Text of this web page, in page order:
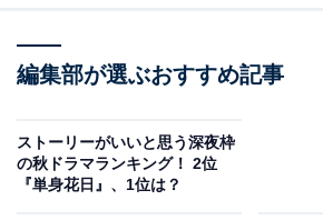
2位は、テレビ朝日系「金曜ナイトド
平凡なサラリーマンの稲葉十吉が、
編集部が選ぶおすすめ記事
ストーリーがいいと思う深夜枠
の秋ドラマランキング！ 2位
『単身花日』、1位は？